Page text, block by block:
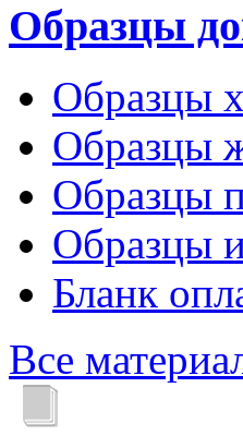
Образцы
Образцы
Образцы
Образцы
Образцы
Бланк
Все